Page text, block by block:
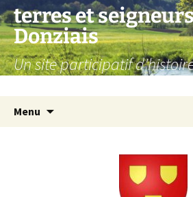
Aller
au
contenu
terres et
Donziais
Un site participatif
Menu